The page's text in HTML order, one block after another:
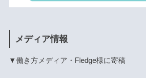
メディア情報
▼働き方メディア・Fledge様に寄稿